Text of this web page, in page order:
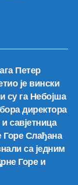
Петер
је вински
су га Небојша
директора
савјетница
Горе Слађана
са једним
Горе и